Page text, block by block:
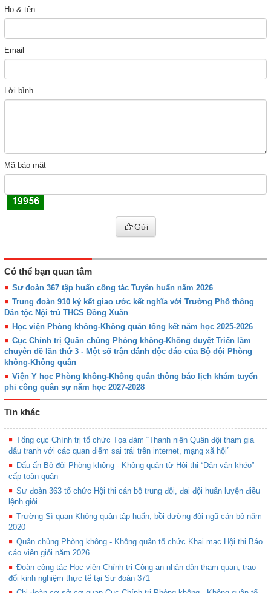
Họ & tên
Email
Lời bình
Mã bảo mật
Gửi
Có thể bạn quan tâm
Sư đoàn 367 tập huấn công tác Tuyên huấn năm 2026
Trung đoàn 910 ký kết giao ước kết nghĩa với Trường Phổ thông
Dân tộc Nội trú THCS Đồng Xuân
Học viện Phòng không-Không quân tổng kết năm học 2025-2026
Cục Chính trị Quân chủng Phòng không-Không duyệt Triển lãm
chuyên đề lần thứ 3 - Một số trận đánh độc đáo của Bộ đội Phòng
không-Không quân
Viện Y học Phòng không-Không quân thông báo lịch khám tuyển
phi công quân sự năm học 2027-2028
Tin khác
Tổng cục Chính trị tổ chức Tọa đàm “Thanh niên Quân đội tham gia
đấu tranh với các quan điểm sai trái trên internet, mạng xã hội”
Dấu ấn Bộ đội Phòng không - Không quân từ Hội thi “Dân vận khéo”
cấp toàn quân
Sư đoàn 363 tổ chức Hội thi cán bộ trung đội, đại đội huấn luyện điều
lệnh giỏi
Trường Sĩ quan Không quân tập huấn, bồi dưỡng đội ngũ cán bộ năm
2020
Quân chủng Phòng không - Không quân tổ chức Khai mạc Hội thi Báo
cáo viên giỏi năm 2026
Đoàn công tác Học viện Chính trị Công an nhân dân tham quan, trao
đổi kinh nghiệm thực tế tại Sư đoàn 371